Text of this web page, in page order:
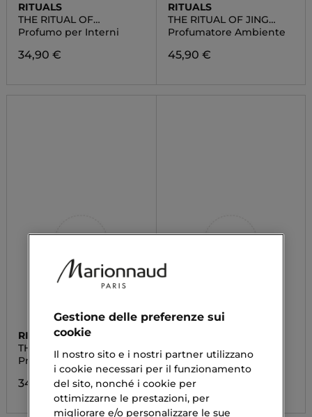
RITUALS
THE RITUAL OF
AYURVEDA
Profumo per Interni
34,90 €
RITUALS
THE RITUAL OF JING
FRAGRANCE STICKS
Profumatore Ambiente
45,90 €
RITUALS
THE RITUAL OF KARMA
Profumo per Interni
34,90 €
THE RITUAL OF JING
Profumo per Interni
34,90 €
Gestione delle preferenze sui
cookie
Il nostro sito e i nostri partner utilizzano
i cookie necessari per il funzionamento
del sito, nonché i cookie per
ottimizzarne le prestazioni, per
migliorare e/o personalizzare le sue